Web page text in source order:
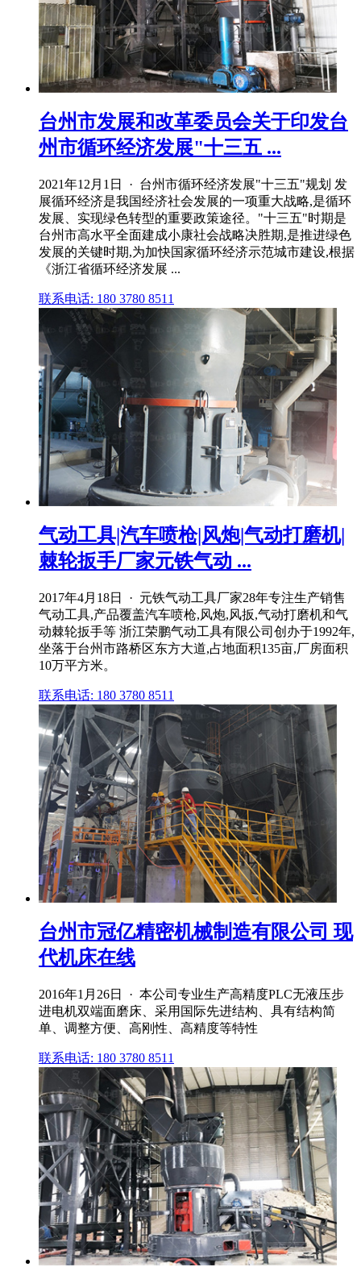
台州市发展和改革委员会关于印发台
州市循环经济发展"十三五 ...
2021年12月1日 · 台州市循环经济发展"十三五"规划 发
展循环经济是我国经济社会发展的一项重大战略,是循环
发展、实现绿色转型的重要政策途径。"十三五"时期是
台州市高水平全面建成小康社会战略决胜期,是推进绿色
发展的关键时期,为加快国家循环经济示范城市建设,根据
《浙江省循环经济发展 ...
联系电话: 180 3780 8511
气动工具|汽车喷枪|风炮|气动打磨机|
棘轮扳手厂家元铁气动 ...
2017年4月18日 · 元铁气动工具厂家28年专注生产销售
气动工具,产品覆盖汽车喷枪,风炮,风扳,气动打磨机和气
动棘轮扳手等 浙江荣鹏气动工具有限公司创办于1992年,
坐落于台州市路桥区东方大道,占地面积135亩,厂房面积
10万平方米。
联系电话: 180 3780 8511
台州市冠亿精密机械制造有限公司 现
代机床在线
2016年1月26日 · 本公司专业生产高精度PLC无液压步
进电机双端面磨床、采用国际先进结构、具有结构简
单、调整方便、高刚性、高精度等特性
联系电话: 180 3780 8511